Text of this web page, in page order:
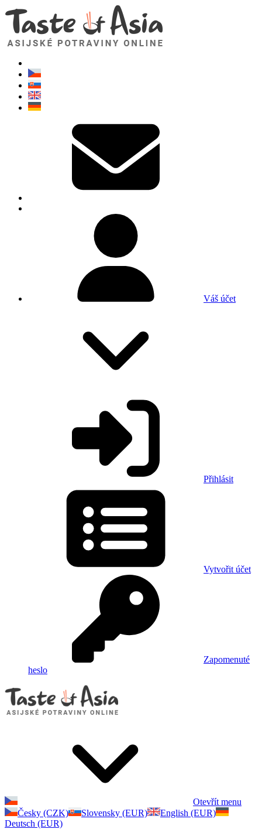
Váš účet
Přihlásit
Vytvořit účet
Zapomenuté
heslo
Otevřít menu
Česky (CZK)
Slovensky (EUR)
English (EUR)
Deutsch (EUR)
TasteOfAsia.cz
Neváhejte se zeptat. Jsem tady pro vás!